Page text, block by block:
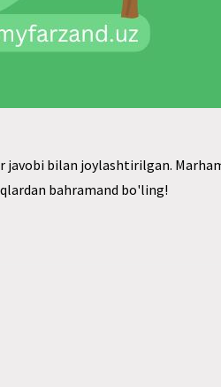
javobi bilan joylashtirilgan.
bahramand bo'ling!